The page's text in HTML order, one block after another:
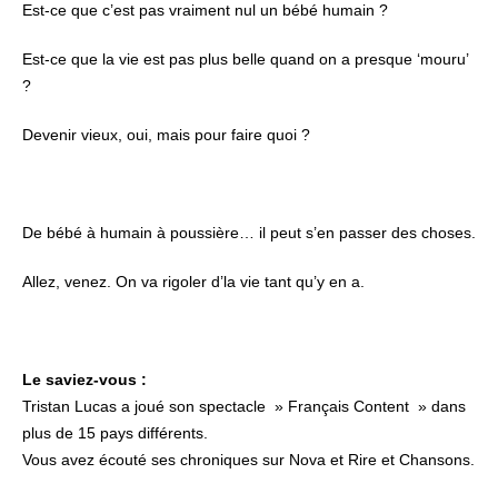
Est-ce que c’est pas vraiment nul un bébé humain ?
Est-ce que la vie est pas plus belle quand on a presque ‘mouru’
?
Devenir vieux, oui, mais pour faire quoi ?
De bébé à humain à poussière… il peut s’en passer des choses.
Allez, venez. On va rigoler d’la vie tant qu’y en a.
Le saviez-vous :
Tristan Lucas a joué son spectacle » Français Content » dans
plus de 15 pays différents.
Vous avez écouté ses chroniques sur Nova et Rire et Chansons.